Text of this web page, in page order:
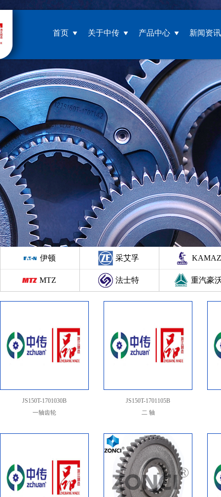
首页 关于中传 产品中心 新闻资讯
伊顿 采艾孚
MTZ 法士特 重汽豪
JS150T-1701030B
一轴齿轮
JS150T-1701105B
二 轴